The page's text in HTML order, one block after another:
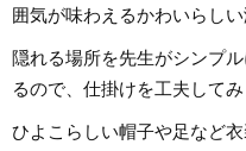
囲気が味わえるかわいらしい
隠れる場所を先生がシンプ
るので、仕掛けを工夫してみ
ひよこらしい帽子や足など